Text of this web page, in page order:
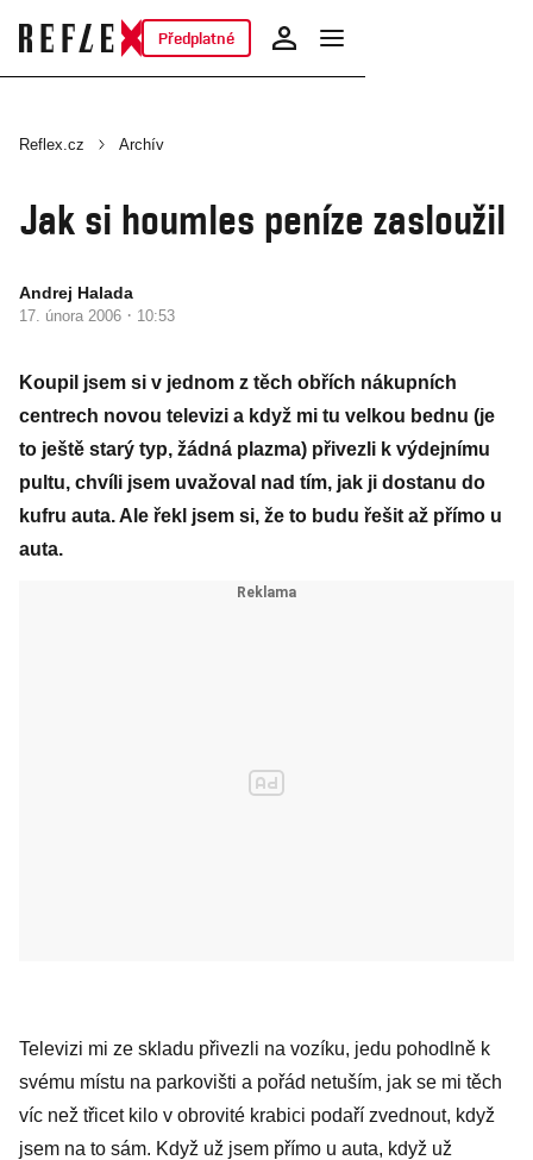
Předplatné
Reflex.cz Archív
Jak si houmles peníze zasloužil
Andrej Halada
17. února 2006 · 10:53
Koupil jsem si v jednom z těch obřích nákupních
centrech novou televizi a když mi tu velkou bednu (je
to ještě starý typ, žádná plazma) přivezli k výdejnímu
pultu, chvíli jsem uvažoval nad tím, jak ji dostanu do
kufru auta. Ale řekl jsem si, že to budu řešit až přímo u
auta.
Televizi mi ze skladu přivezli na vozíku, jedu pohodlně k
svému místu na parkovišti a pořád netuším, jak se mi těch
víc než třicet kilo v obrovité krabici podaří zvednout, když
jsem na to sám. Když už jsem přímo u auta, když už